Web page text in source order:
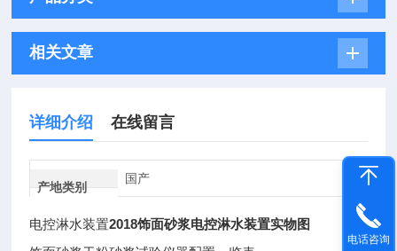
相关文章
详细介绍 在线留言
产地类别
国产
电控淋水装置2018饰面砂浆电控淋水装置实物图
电话咨询